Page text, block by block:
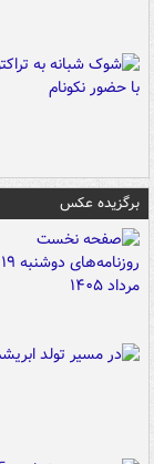
برگزیده عکس